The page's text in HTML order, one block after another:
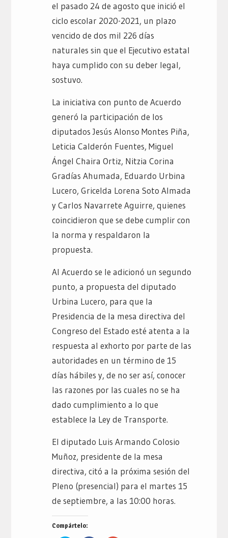
el pasado 24 de agosto que inició el
ciclo escolar 2020-2021, un plazo
vencido de dos mil 226 días
naturales sin que el Ejecutivo estatal
haya cumplido con su deber legal,
sostuvo.
La iniciativa con punto de Acuerdo
generó la participación de los
diputados Jesús Alonso Montes Piña,
Leticia Calderón Fuentes, Miguel
Ángel Chaira Ortiz, Nitzia Corina
Gradías Ahumada, Eduardo Urbina
Lucero, Gricelda Lorena Soto Almada
y Carlos Navarrete Aguirre, quienes
coincidieron que se debe cumplir con
la norma y respaldaron la
propuesta.
Al Acuerdo se le adicionó un segundo
punto, a propuesta del diputado
Urbina Lucero, para que la
Presidencia de la mesa directiva del
Congreso del Estado esté atenta a la
respuesta al exhorto por parte de las
autoridades en un término de 15
días hábiles y, de no ser así, conocer
las razones por las cuales no se ha
dado cumplimiento a lo que
establece la Ley de Transporte.
El diputado Luis Armando Colosio
Muñoz, presidente de la mesa
directiva, citó a la próxima sesión del
Pleno (presencial) para el martes 15
de septiembre, a las 10:00 horas.
Compártelo: